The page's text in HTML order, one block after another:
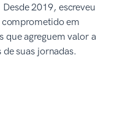
Desde 2019, escreveu
comprometido em
que agreguem valor a
suas jornadas.